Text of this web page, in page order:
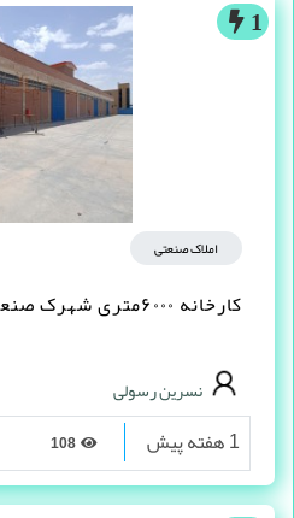
1
املاک صنعتی
کارخانه ۶۰۰۰متری شهرک صنعتی شکوهیه قم
نسرین رسولی
1 هفته پیش